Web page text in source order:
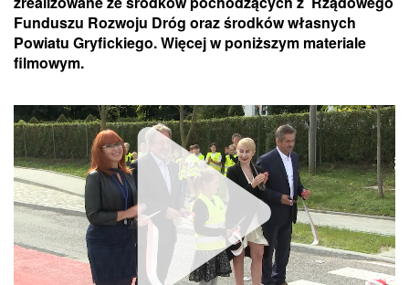
Funduszu Rozwoju Dróg oraz środków własnych
Powiatu Gryfickiego. Więcej w poniższym materiale
filmowym.